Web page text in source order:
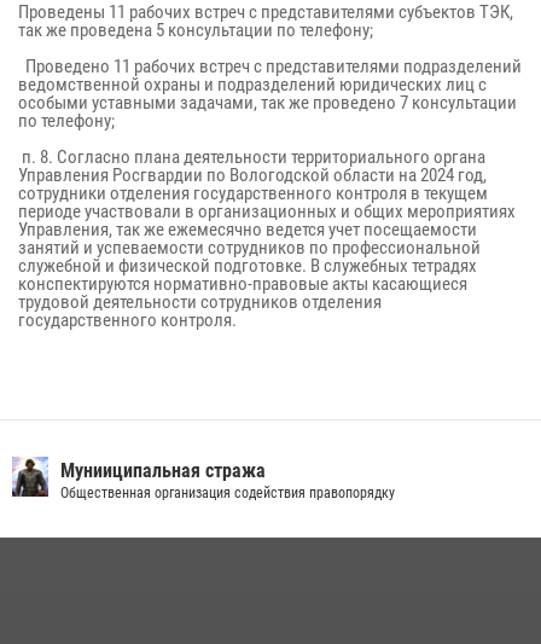
Проведены 11 рабочих встреч с представителями субъектов ТЭК,
так же проведена 5 консультации по телефону;
Проведено 11 рабочих встреч с представителями подразделений
ведомственной охраны и подразделений юридических лиц с
особыми уставными задачами, так же проведено 7 консультации
по телефону;
п. 8. Согласно плана деятельности территориального органа
Управления Росгвардии по Вологодской области на 2024 год,
сотрудники отделения государственного контроля в текущем
периоде участвовали в организационных и общих мероприятиях
Управления, так же ежемесячно ведется учет посещаемости
занятий и успеваемости сотрудников по профессиональной
служебной и физической подготовке. В служебных тетрадях
конспектируются нормативно-правовые акты касающиеся
трудовой деятельности сотрудников отделения
государственного контроля.
Мунииципальная стража
Общественная организация содействия правопорядку